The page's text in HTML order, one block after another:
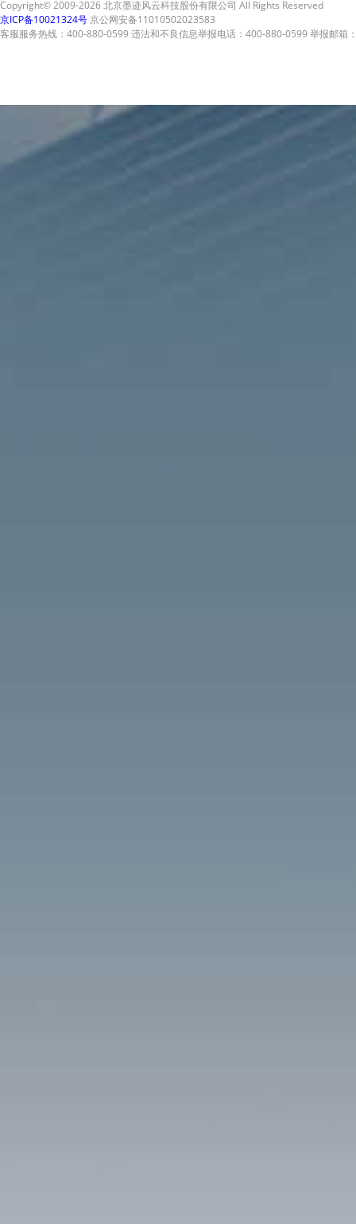
Copyright© 2009-2026 北京墨迹风云科技股份有限公司 All Rights Reserved
京ICP备10021324号京公网安备11010502023583
客服服务热线：400-880-0599 违法和不良信息举报电话：400-880-0599 举报邮箱